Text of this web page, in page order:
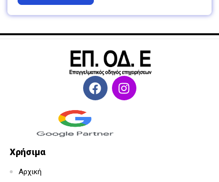
Χρήσιμα
Αρχική